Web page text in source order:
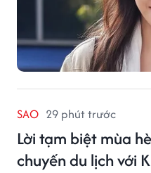
SAO 29 phút trước
Lời tạm biệt mùa
chuyến du lịch với